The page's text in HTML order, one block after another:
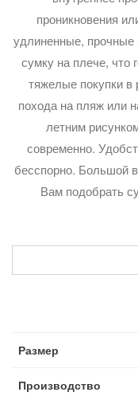
проникновения
удлиненные, прочные
сумку на плече, что
тяжелые покупки в
похода на пляж или
летним
современно.
бесспорно. Большой
Вам подобрать
Размер
Производство